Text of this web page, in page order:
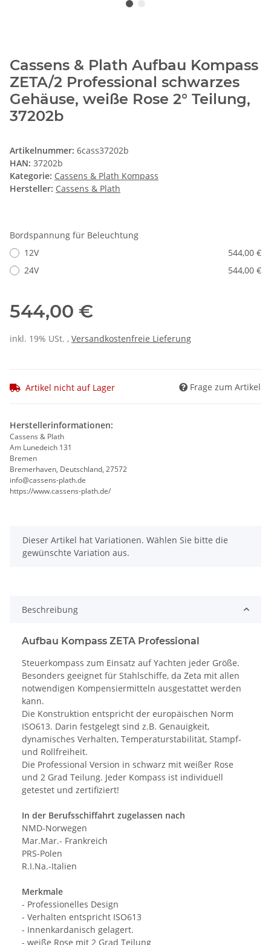
Cassens & Plath Aufbau Kompass
ZETA/2 Professional schwarzes
Gehäuse, weiße Rose 2° Teilung,
37202b
Artikelnummer: 6cass37202b
HAN: 37202b
Kategorie: Cassens & Plath Kompass
Hersteller: Cassens & Plath
Bordspannung für Beleuchtung
12V
544,00 €
24V
544,00 €
544,00 €
inkl. 19% USt. , Versandkostenfreie Lieferung
Artikel nicht auf Lager Frage zum Artikel
Herstellerinformationen:
Cassens & Plath
Am Lunedeich 131
Bremen
Bremerhaven, Deutschland, 27572
info@cassens-plath.de
https://www.cassens-plath.de/
x
Dieser Artikel hat Variationen. Wählen Sie bitte die
gewünschte Variation aus.
Beschreibung
Aufbau Kompass ZETA Professional
Steuerkompass zum Einsatz auf Yachten jeder Größe.
Besonders geeignet für Stahlschiffe, da Zeta mit allen
notwendigen Kompensiermitteln ausgestattet werden
kann.
Die Konstruktion entspricht der europäischen Norm
ISO613. Darin festgelegt sind z.B. Genauigkeit,
dynamisches Verhalten, Temperaturstabilität, Stampf-
und Rollfreiheit.
Die Professional Version in schwarz mit weißer Rose
und 2 Grad Teilung. Jeder Kompass ist individuell
getestet und zertifiziert!
In der Berufsschiffahrt zugelassen nach
NMD-Norwegen
Mar.Mar.- Frankreich
PRS-Polen
R.I.Na.-Italien
Merkmale
- Professionelles Design
- Verhalten entspricht ISO613
- Innenkardanisch gelagert.
- weiße Rose mit 2 Grad Teilung